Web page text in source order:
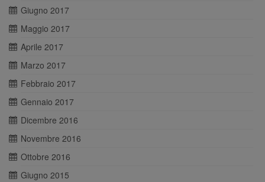
Giugno 2017
Maggio 2017
Aprile 2017
Marzo 2017
Febbraio 2017
Gennaio 2017
Dicembre 2016
Novembre 2016
Ottobre 2016
Giugno 2015